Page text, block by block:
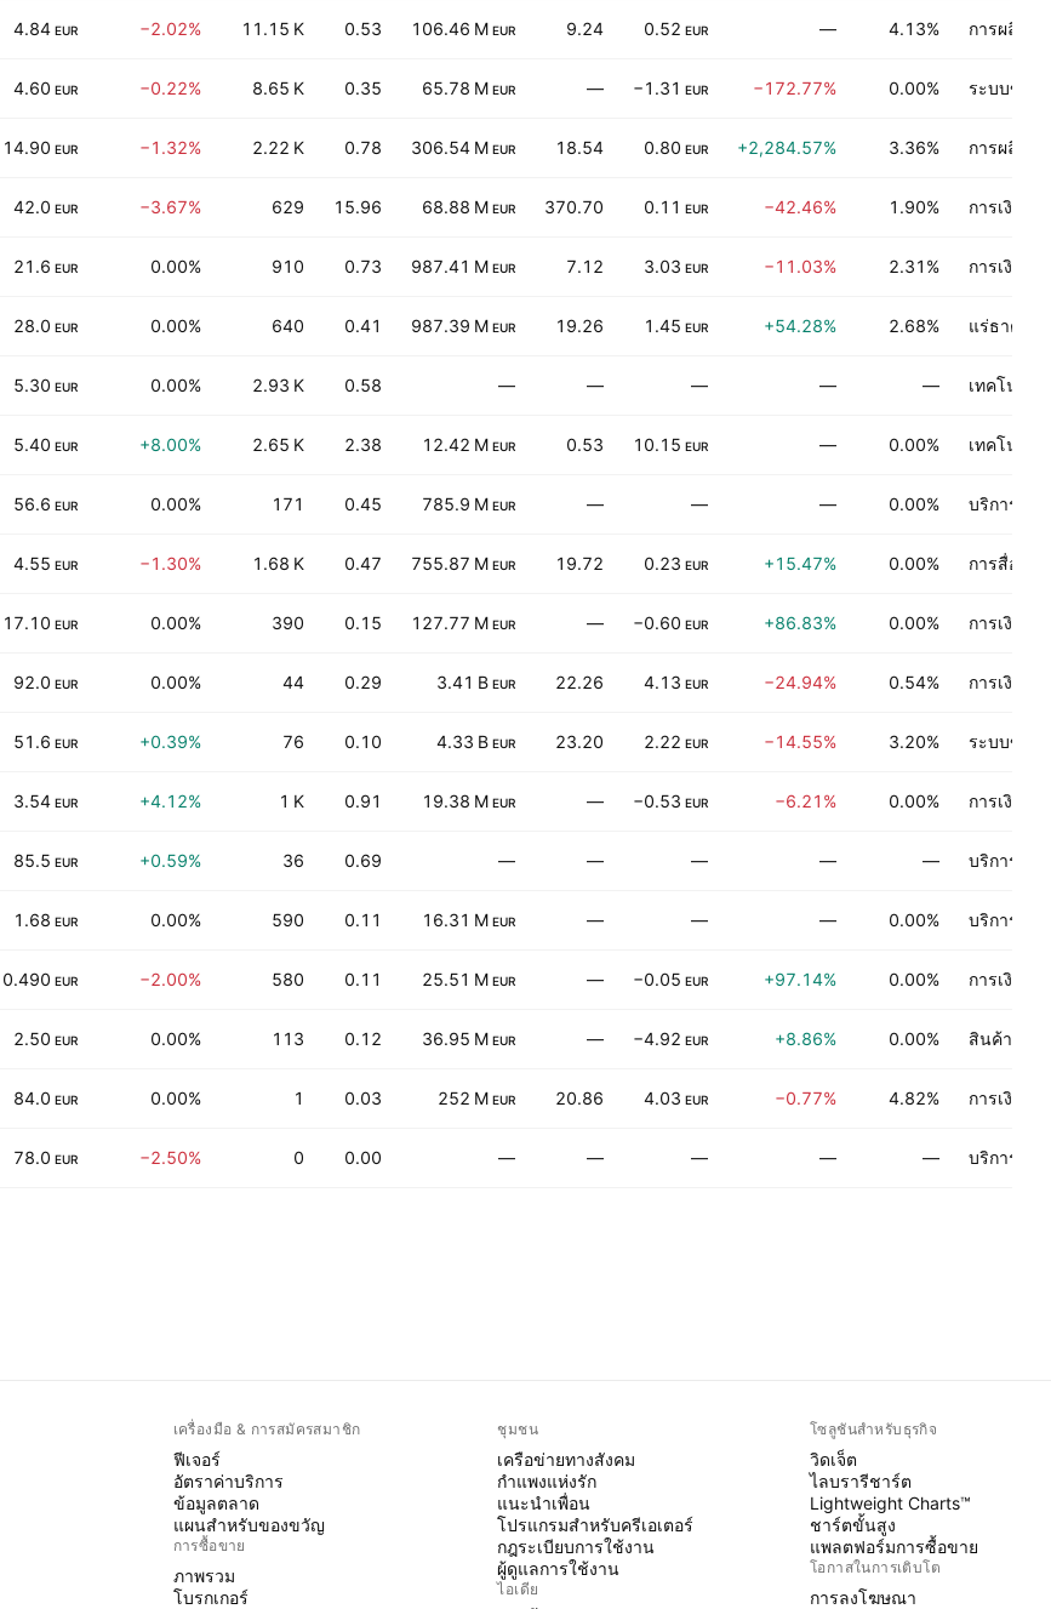
4.84 EUR −2.02% 11.15 K 0.53 106.46 M EUR 9.24 0.52 EUR — 4.13% การผลิตข
4.60 EUR −0.22% 8.65 K 0.35 65.78 M EUR — −1.31 EUR −172.77% 0.00% ระบบขนส่
14.90 EUR −1.32% 2.22 K 0.78 306.54 M EUR 18.54 0.80 EUR +2,284.57% 3.36% การผลิตข
42.0 EUR −3.67% 629 15.96 68.88 M EUR 370.70 0.11 EUR −42.46% 1.90% การเงิน
21.6 EUR 0.00% 910 0.73 987.41 M EUR 7.12 3.03 EUR −11.03% 2.31% การเงิน
28.0 EUR 0.00% 640 0.41 987.39 M EUR 19.26 1.45 EUR +54.28% 2.68% แร่ธาตุไม่
5.30 EUR 0.00% 2.93 K 0.58 — — — — — เทคโนโล
5.40 EUR +8.00% 2.65 K 2.38 12.42 M EUR 0.53 10.15 EUR — 0.00% เทคโนโล
56.6 EUR 0.00% 171 0.45 785.9 M EUR — — — 0.00% บริการกา
4.55 EUR −1.30% 1.68 K 0.47 755.87 M EUR 19.72 0.23 EUR +15.47% 0.00% การสื่อสาร
17.10 EUR 0.00% 390 0.15 127.77 M EUR — −0.60 EUR +86.83% 0.00% การเงิน
92.0 EUR 0.00% 44 0.29 3.41 B EUR 22.26 4.13 EUR −24.94% 0.54% การเงิน
51.6 EUR +0.39% 76 0.10 4.33 B EUR 23.20 2.22 EUR −14.55% 3.20% ระบบขนส่
3.54 EUR +4.12% 1 K 0.91 19.38 M EUR — −0.53 EUR −6.21% 0.00% การเงิน
85.5 EUR +0.59% 36 0.69 — — — — — บริการเชิ
1.68 EUR 0.00% 590 0.11 16.31 M EUR — — — 0.00% บริการทา
0.490 EUR −2.00% 580 0.11 25.51 M EUR — −0.05 EUR +97.14% 0.00% การเงิน
2.50 EUR 0.00% 113 0.12 36.95 M EUR — −4.92 EUR +8.86% 0.00% สินค้าอุปโ
84.0 EUR 0.00% 1 0.03 252 M EUR 20.86 4.03 EUR −0.77% 4.82% การเงิน
78.0 EUR −2.50% 0 0.00 — — — — — บริการทา
เครื่องมือ & การสมัครสมาชิก
ฟีเจอร์
อัตราค่าบริการ
ข้อมูลตลาด
แผนสำหรับของขวัญ
การซื้อขาย
ภาพรวม
โบรกเกอร์
ชุมชน
เครือข่ายทางสังคม
กำแพงแห่งรัก
แนะนำเพื่อน
โปรแกรมสำหรับครีเอเตอร์
กฎระเบียบการใช้งาน
ผู้ดูแลการใช้งาน
ไอเดีย
โซลูชันสำหรับธุรกิจ
วิดเจ็ต
ไลบรารีชาร์ต
Lightweight Charts™
ชาร์ตขั้นสูง
แพลตฟอร์มการซื้อขาย
โอกาสในการเติบโต
การลงโฆษณา